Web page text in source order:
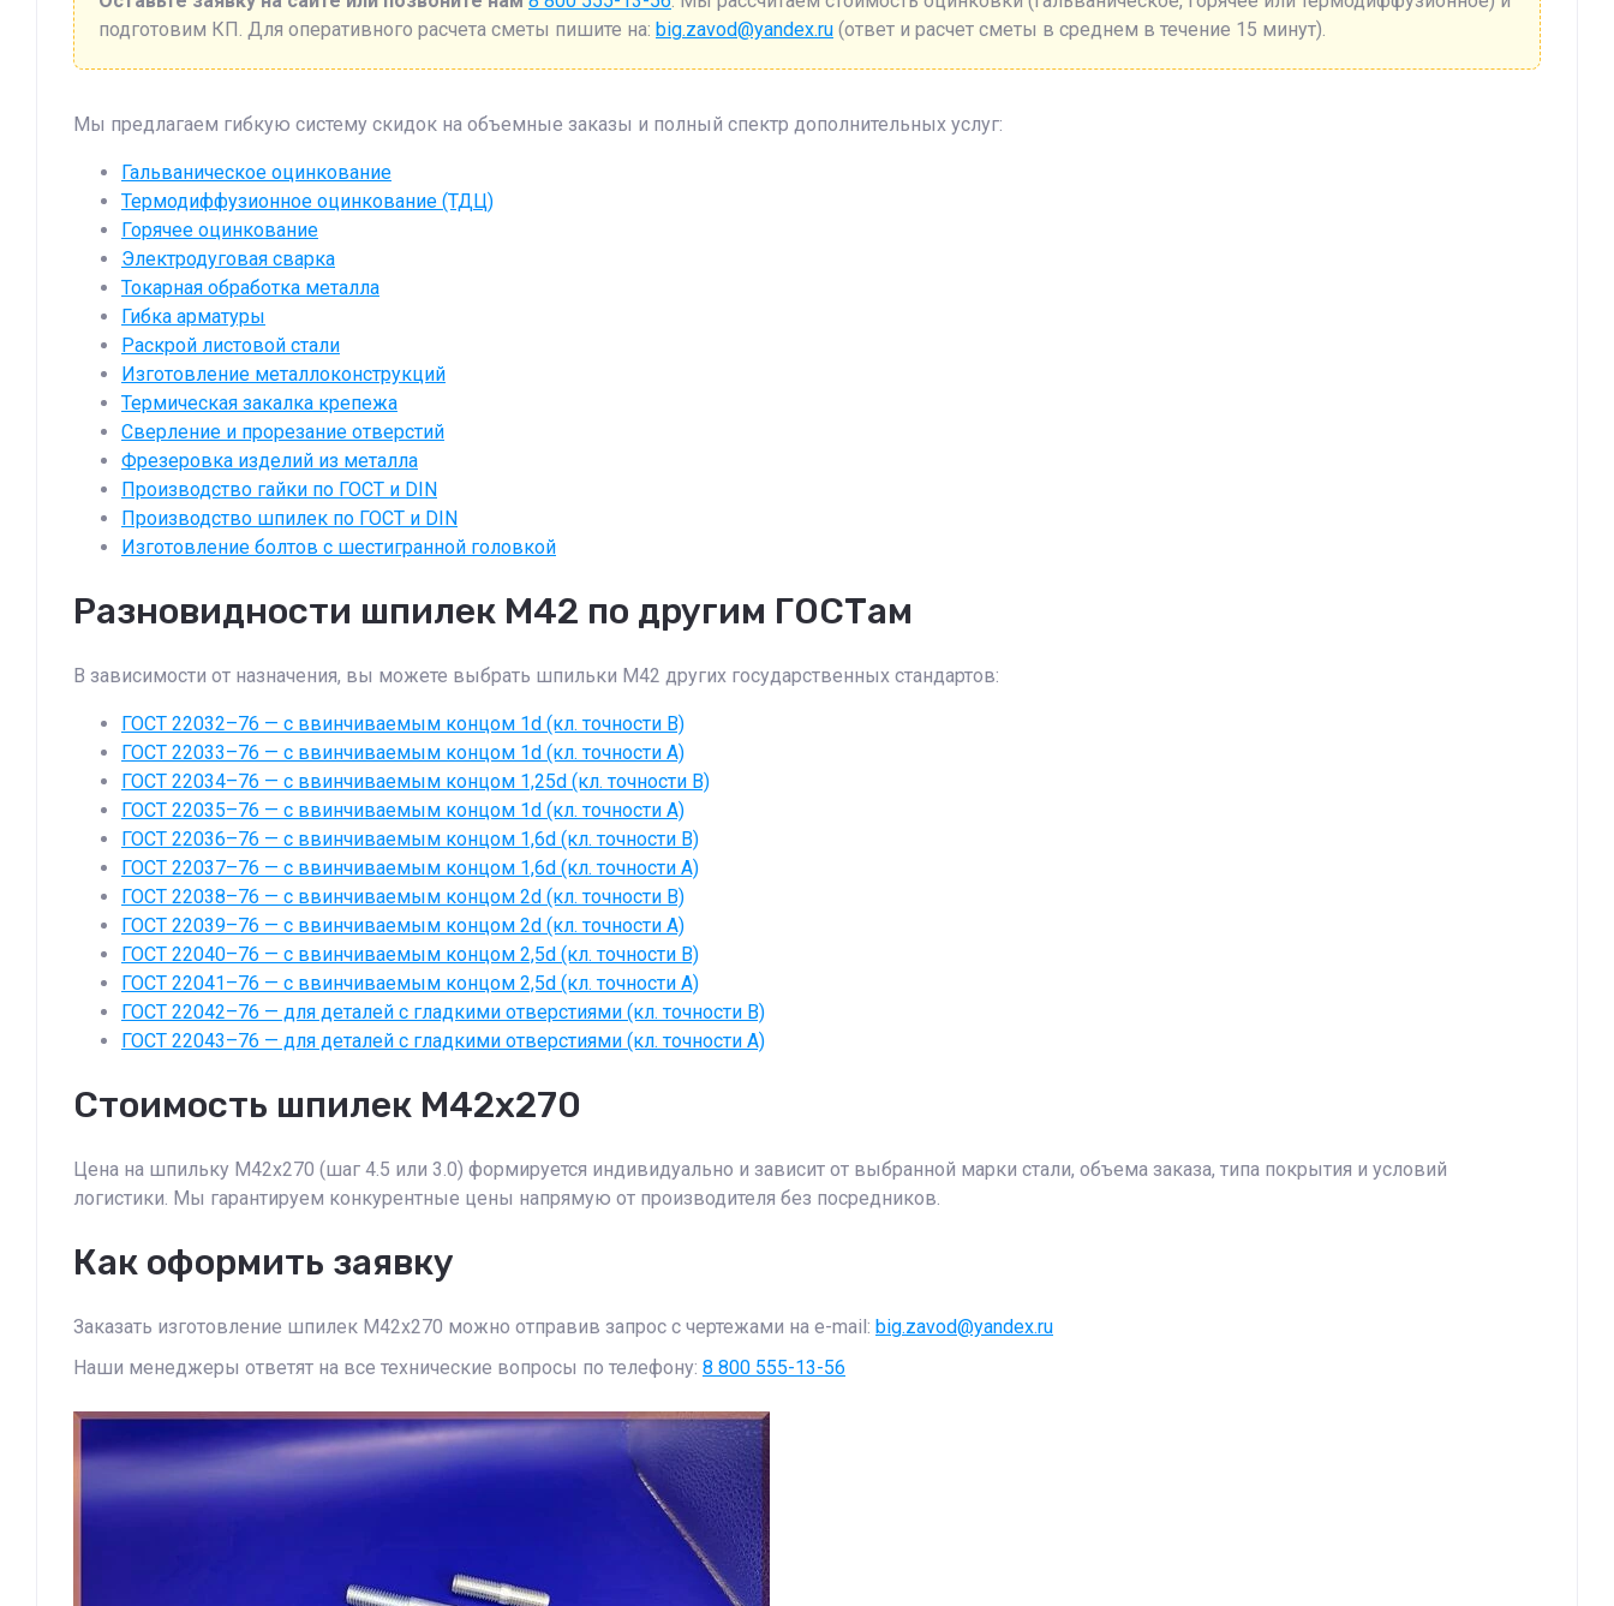
подготовим КП. Для оперативного расчета сметы пишите на: big.zavod@yandex.ru (ответ и расчет сметы в среднем в течение 15 минут).
Мы предлагаем гибкую систему скидок на объемные заказы и полный спектр дополнительных услуг:
Гальваническое оцинкование
Термодиффузионное оцинкование (ТДЦ)
Горячее оцинкование
Электродуговая сварка
Токарная обработка металла
Гибка арматуры
Раскрой листовой стали
Изготовление металлоконструкций
Термическая закалка крепежа
Сверление и прорезание отверстий
Фрезеровка изделий из металла
Производство гайки по ГОСТ и DIN
Производство шпилек по ГОСТ и DIN
Изготовление болтов с шестигранной головкой
Разновидности шпилек М42 по другим ГОСТам
В зависимости от назначения, вы можете выбрать шпильки М42 других государственных стандартов:
ГОСТ 22032–76 — с ввинчиваемым концом 1d (кл. точности В)
ГОСТ 22033–76 — с ввинчиваемым концом 1d (кл. точности А)
ГОСТ 22034–76 — с ввинчиваемым концом 1,25d (кл. точности В)
ГОСТ 22035–76 — с ввинчиваемым концом 1d (кл. точности А)
ГОСТ 22036–76 — с ввинчиваемым концом 1,6d (кл. точности В)
ГОСТ 22037–76 — с ввинчиваемым концом 1,6d (кл. точности А)
ГОСТ 22038–76 — с ввинчиваемым концом 2d (кл. точности В)
ГОСТ 22039–76 — с ввинчиваемым концом 2d (кл. точности А)
ГОСТ 22040–76 — с ввинчиваемым концом 2,5d (кл. точности В)
ГОСТ 22041–76 — с ввинчиваемым концом 2,5d (кл. точности А)
ГОСТ 22042–76 — для деталей с гладкими отверстиями (кл. точности В)
ГОСТ 22043–76 — для деталей с гладкими отверстиями (кл. точности А)
Стоимость шпилек М42х270
Цена на шпильку М42х270 (шаг 4.5 или 3.0) формируется индивидуально и зависит от выбранной марки стали, объема заказа, типа покрытия и условий
логистики. Мы гарантируем конкурентные цены напрямую от производителя без посредников.
Как оформить заявку
Заказать изготовление шпилек М42х270 можно отправив запрос с чертежами на e-mail: big.zavod@yandex.ru
Наши менеджеры ответят на все технические вопросы по телефону: 8 800 555-13-56